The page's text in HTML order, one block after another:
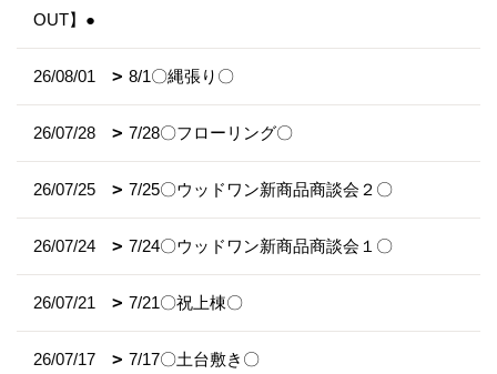
OUT】●
26/08/01 8/1〇縄張り〇
26/07/28 7/28〇フローリング〇
26/07/25 7/25〇ウッドワン新商品商談会２〇
26/07/24 7/24〇ウッドワン新商品商談会１〇
26/07/21 7/21〇祝上棟〇
26/07/17 7/17〇土台敷き〇